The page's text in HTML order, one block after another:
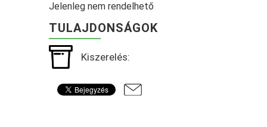
Jelenleg nem rendelhető
TULAJDONSÁGOK
Kiszerelés: